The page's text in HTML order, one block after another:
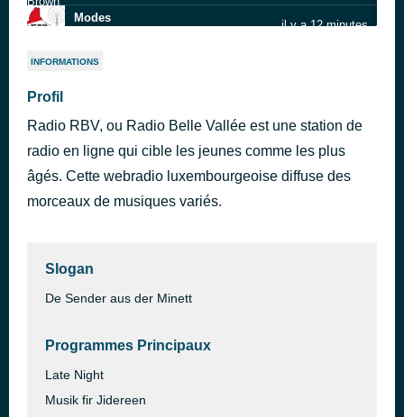
Modes
il y a 12 minutes
Vamos a la Playa - Original Version 1983
Righeira
Summer In The City
il y a 20 minutes
INFORMATIONS
Profil
Radio RBV, ou Radio Belle Vallée est une station de
radio en ligne qui cible les jeunes comme les plus
âgés. Cette webradio luxembourgeoise diffuse des
morceaux de musiques variés.
Slogan
De Sender aus der Minett
Programmes Principaux
Late Night
Musik fir Jidereen